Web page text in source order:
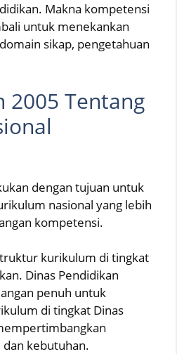
Makna kompetensi
untuk menekankan
sikap, pengetahuan
2005 Tentang
dengan tujuan untuk
nasional yang lebih
kompetensi.
kurikulum di tingkat
Dinas Pendidikan
penuh untuk
di tingkat Dinas
kebutuhan.